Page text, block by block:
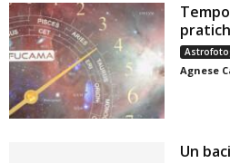
Agnese
Un